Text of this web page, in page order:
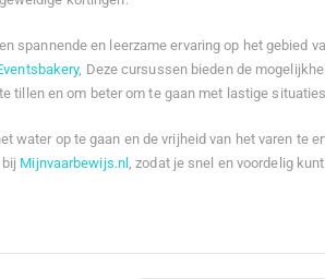
spannende en leerzame ervaring op het gebied
, Deze cursussen bieden de
tillen en om beter om te gaan met lastige
water op te gaan en de vrijheid van het varen te
Mijnvaarbewijs.nl , zodat je snel en voordelig